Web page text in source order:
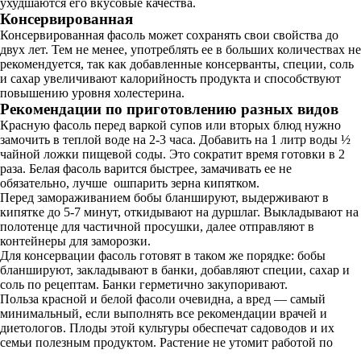
ухудшаются его вкусовые качества.
Консервированная
Консервированная фасоль может сохранять свои свойства до
двух лет. Тем не менее, употреблять ее в больших количествах не
рекомендуется, так как добавленные консерванты, специи, соль
и сахар увеличивают калорийность продукта и способствуют
повышению уровня холестерина.
Рекомендации по приготовлению разных видов
Красную фасоль перед варкой супов или вторых блюд нужно
замочить в теплой воде на 2-3 часа. Добавить на 1 литр воды ½
чайной ложки пищевой соды. Это сократит время готовки в 2
раза. Белая фасоль варится быстрее, замачивать ее не
обязательно, лучше ошпарить зерна кипятком.
Перед замораживанием бобы бланшируют, выдерживают в
кипятке до 5-7 минут, откидывают на дуршлаг. Выкладывают на
полотенце для частичной просушки, далее отправляют в
контейнеры для заморозки.
Для консервации фасоль готовят в таком же порядке: бобы
бланшируют, закладывают в банки, добавляют специи, сахар и
соль по рецептам. Банки герметично закупоривают.
Польза красной и белой фасоли очевидна, а вред — самый
минимальный, если выполнять все рекомендации врачей и
диетологов. Плоды этой культуры обеспечат садоводов и их
семьи полезным продуктом. Растение не утомит работой по